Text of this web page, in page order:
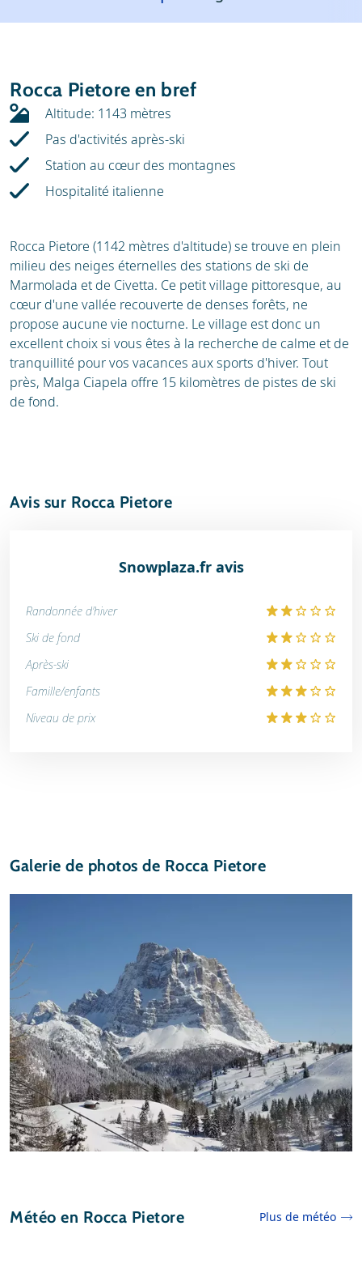
Location
Location de ski
Rocca Pietore en bref
Altitude: 1143 mètres
Pas d'activités après-ski
Station au cœur des montagnes
Hospitalité italienne
Rocca Pietore (1142 mètres d'altitude) se trouve en plein
milieu des neiges éternelles des stations de ski de
Marmolada et de Civetta. Ce petit village pittoresque, au
cœur d'une vallée recouverte de denses forêts, ne
propose aucune vie nocturne. Le village est donc un
excellent choix si vous êtes à la recherche de calme et de
tranquillité pour vos vacances aux sports d'hiver. Tout
près, Malga Ciapela offre 15 kilomètres de pistes de ski
de fond.
Avis sur Rocca Pietore
Snowplaza.fr avis
Randonnée d'hiver
Ski de fond
Après-ski
Famille/enfants
Niveau de prix
Galerie de photos de Rocca Pietore
Météo en Rocca Pietore Plus de météo